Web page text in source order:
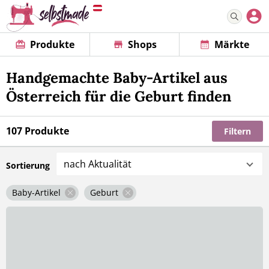
Produkte Shops Märkte
Handgemachte Baby-Artikel aus
Österreich für die Geburt finden
107 Produkte Filtern
Sortierung nach Aktualität
Baby-Artikel Geburt